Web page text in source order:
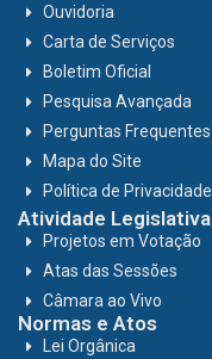
Ouvidoria
Carta de Serviços
Boletim Oficial
Pesquisa Avançada
Perguntas Frequentes
Mapa do Site
Política de Privacidade
Atividade Legislativa
Projetos em Votação
Atas das Sessões
Câmara ao Vivo
Normas e Atos
Lei Orgânica